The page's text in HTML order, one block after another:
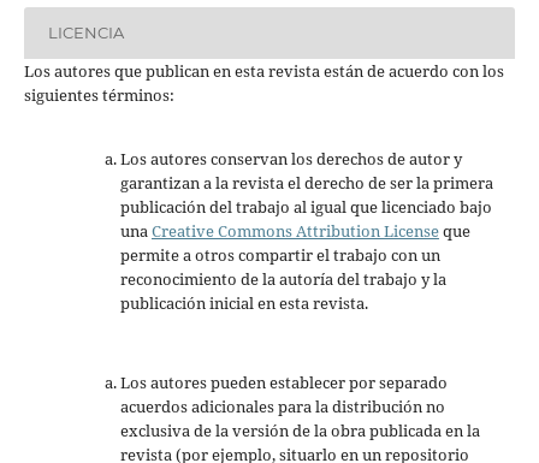
LICENCIA
Los autores que publican en esta revista están de acuerdo con los
siguientes términos:
Los autores conservan los derechos de autor y
garantizan a la revista el derecho de ser la primera
publicación del trabajo al igual que licenciado bajo
unaCreative Commons Attribution Licenseque
permite a otros compartir el trabajo con un
reconocimiento de la autoría del trabajo y la
publicación inicial en esta revista.
Los autores pueden establecer por separado
acuerdos adicionales para la distribución no
exclusiva de la versión de la obra publicada en la
revista (por ejemplo, situarlo en un repositorio